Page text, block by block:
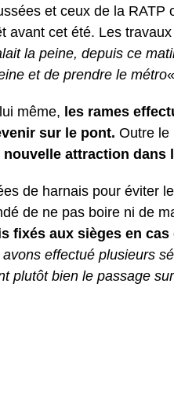
et ceux de la RATP
avant cet été. Les
la peine, depuis ce
et de prendre le métro
même, les rames
sur le pont. Outre le
attraction dans
de harnais pour éviter
de ne pas boire ni de
fixés aux sièges en
effectué plusieurs
plutôt bien le passage